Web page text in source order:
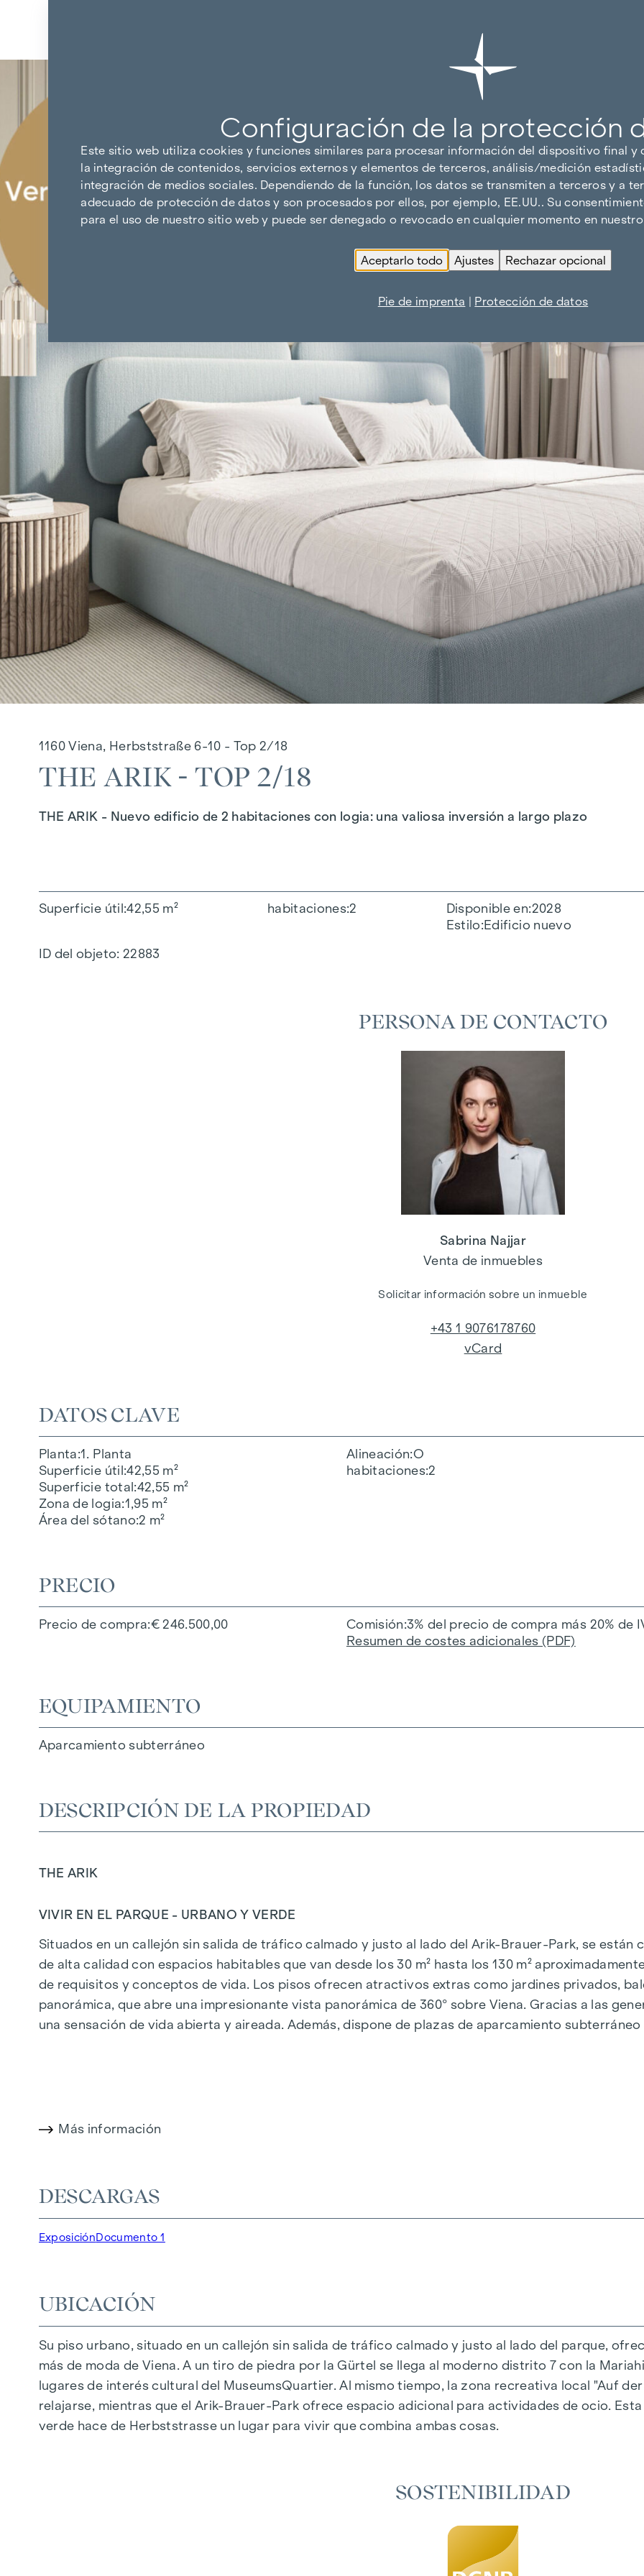
Volver a los resultados
1160 Viena, Herbststraße 6-10 - Top 2/18
THE ARIK - TOP 2/18
THE ARIK - Nuevo edificio de 2 habitaciones con logia: una valiosa inversión a largo plazo
Superficie útil 42,55 m² habitaciones 2 Disponible en 2028
Estilo Edificio nuevo
ID del objeto: 22883
DATOS CLAVE
Planta 1. Planta
Superficie útil 42,55 m²
Superficie total 42,55 m²
Zona de logia 1,95 m²
Área del sótano 2 m²
Alineación O
habitaciones 2
PRECIO
Precio de compra € 246.500,00 Comisión 3% del precio de compra más 20% de
Resumen de costes adicionales (PDF)
EQUIPAMIENTO
Aparcamiento subterráneo
DESCRIPCIÓN DE LA PROPIEDAD
THE ARIK
VIVIR EN EL PARQUE - URBANO Y VERDE
Situados en un callejón sin salida de tráfico calmado y justo al lado del Arik-Brauer-Park, se
de alta calidad con espacios habitables que van desde los 30 m² hasta los 130 m²
de requisitos y conceptos de vida. Los pisos ofrecen atractivos extras como jardines privados,
panorámica, que abre una impresionante vista panorámica de 360° sobre Viena. Gracias a las
una sensación de vida abierta y aireada. Además, dispone de plazas de aparcamiento
DESTACADOS
Superficie habitable de aprox. 30 a 130 m²
Pisos de 1 a 4 habitaciones
Grandes alturas
Sistema fotovoltaico en el tejado
Sala común
LLEGAR A CASA
En Herbststrasse le espera una experiencia vital única que combina diseño y comodidad de
caracteriza por materiales cuidadosamente seleccionados que irradian una elegancia atemporal,
Más información
DESCARGAS
ExposiciónDocumento 1
UBICACIÓN
Su piso urbano, situado en un callejón sin salida de tráfico calmado y justo al lado del parque,
más de moda de Viena. A un tiro de piedra por la Gürtel se llega al moderno distrito 7 con la
lugares de interés cultural del MuseumsQuartier. Al mismo tiempo, la zona recreativa local "Auf
relajarse, mientras que el Arik-Brauer-Park ofrece espacio adicional para actividades de ocio.
verde hace de Herbststrasse un lugar para vivir que combina ambas cosas.
PERSONA DE CONTACTO
Sabrina Najjar
Venta de inmuebles
Solicitar información sobre un inmueble
+43 1 9076178760
vCard
SOSTENIBILIDAD
Configuración de la protección
Este sitio web utiliza cookies y funciones similares para procesar información del dispositivo final y
la integración de contenidos, servicios externos y elementos de terceros, análisis/medición
integración de medios sociales. Dependiendo de la función, los datos se transmiten a terceros y a
adecuado de protección de datos y son procesados por ellos, por ejemplo, EE.UU.. Su
para el uso de nuestro sitio web y puede ser denegado o revocado en cualquier momento en
Aceptarlo todo Ajustes Rechazar opcional
Pie de imprenta | Protección de datos